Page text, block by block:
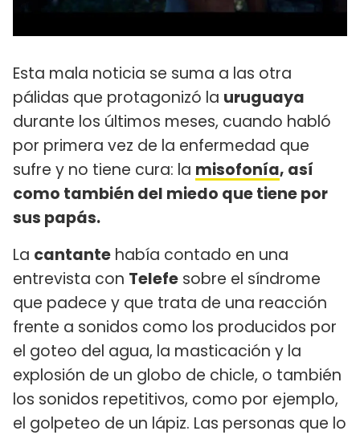
Esta mala noticia se suma a las otra
pálidas que protagonizó la uruguaya
durante los últimos meses, cuando habló
por primera vez de la enfermedad que
sufre y no tiene cura: la misofonía, así
como también del miedo que tiene por
sus papás.
La cantante había contado en una
entrevista con Telefe sobre el síndrome
que padece y que trata de una reacción
frente a sonidos como los producidos por
el goteo del agua, la masticación y la
explosión de un globo de chicle, o también
los sonidos repetitivos, como por ejemplo,
el golpeteo de un lápiz. Las personas que lo